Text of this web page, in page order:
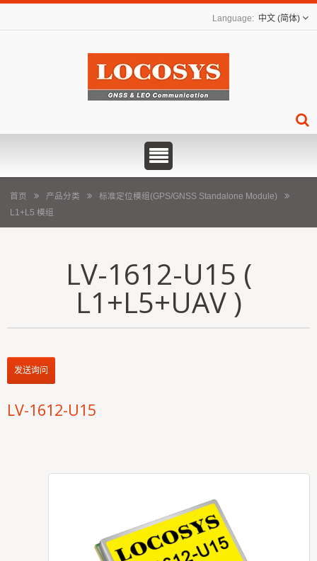
中文 (简体)
首页 产品分类
标准定位模组(GPS/GNSS Standalone Module)
L1+L5 模组
LV-1612-U15 (
L1+L5+UAV )
发送询问
LV-1612-U15